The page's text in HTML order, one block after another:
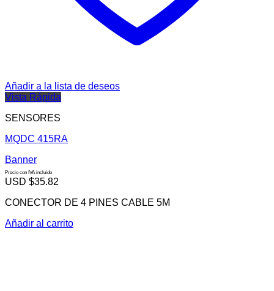
Añadir a la lista de deseos
Vista Rápida
SENSORES
MQDC 415RA
Banner
Precio con IVA incluido
USD $35.82
CONECTOR DE 4 PINES CABLE 5M
Añadir al carrito